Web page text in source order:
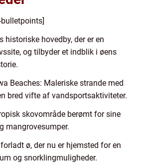
historiske hovedby, der er en
og tilbyder et indblik i øens
Beaches: Maleriske strande med
bred vifte af vandsportsaktiviteter.
skovområde berømt for sine
mangrovesumper.
ø, der nu er hjemsted for en
og snorklingmuligheder.